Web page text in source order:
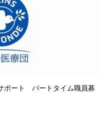
ート パートタイム職員募